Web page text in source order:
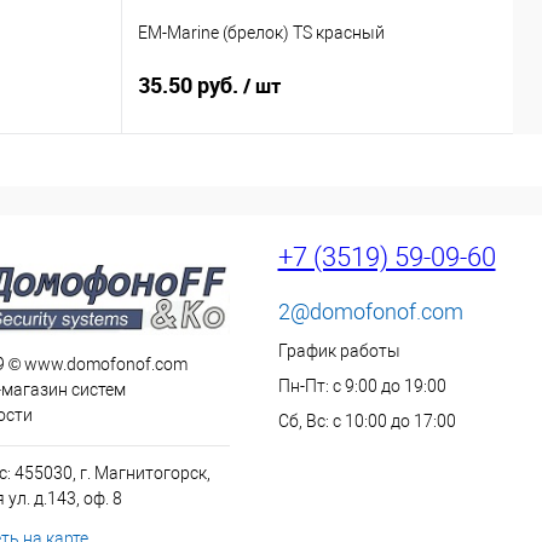
EM-Marine (брелок) TS красный
35.50 руб. / шт
© www.domofonof.com
систем
455030, г. Магнитогорск,
ул. д.143, оф. 8
на карте
+7 (3519) 59-09-60
2@domofonof.com
График работы
Пн-Пт: с 9:00 до 19:00
Сб, Вс: с 10:00 до 17:00